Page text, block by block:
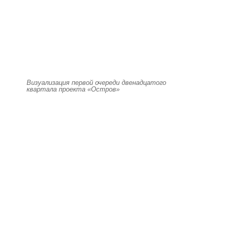
Визуализация первой очереди двенадцатого
квартала проекта «Остров»